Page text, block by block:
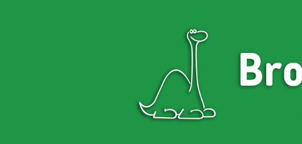
Brontosaurus
Brontosaurus